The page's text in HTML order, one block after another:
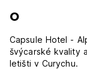
O
Capsule Hotel -
švýcarské kvality
letišti v Curychu.